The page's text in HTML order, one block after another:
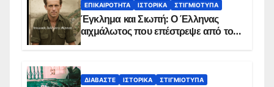
ΕΠΙΚΑΙΡΌΤΗΤΑ ΙΣΤΟΡΙΚΆ ΣΤΙΓΜΙΌΤΥΠΑ
Έγκλημα και Σιωπή: Ο Έλληνας
αιχμάλωτος που επέστρεψε από το
ΔΙΑΒΆΣΤΕ ΙΣΤΟΡΙΚΆ ΣΤΙΓΜΙΌΤΥΠΑ